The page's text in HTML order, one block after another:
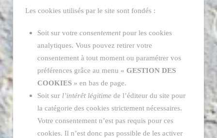
Les cookies utilisés par le site sont fondés :
Soit sur votreconsentementpour les cookies
analytiques. Vous pouvez retirer votre
consentement à tout moment ou paramétrer vos
préférences grâce au menu « GESTION DES
COOKIES » en bas de page.
Soit sur l’intérêt légitime de l’éditeur du site pour
la catégorie des cookies strictement nécessaires.
Votre consentement n’est pas requis pour ces
cookies. Il n’est donc pas possible de les activer